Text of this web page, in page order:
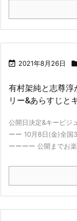
 2021年8月26日
有村架純と志尊淳
リー&あらすじと
公開日決定&キービジ
ーー 10月8日(金)全国
ーーーー 公開までお